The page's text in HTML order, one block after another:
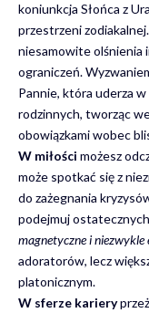
koniunkcja Słońca z
przestrzeni
niesamowite olśnienia
ograniczeń.
Pannie, która uderza
rodzinnych, tworząc
obowiązkami wobec
W miłości możesz
może spotkać się z
do zażegnania
podejmuj
magnetyczne i niezwykle
adoratorów, lecz
platonicznym.
W sferze kariery